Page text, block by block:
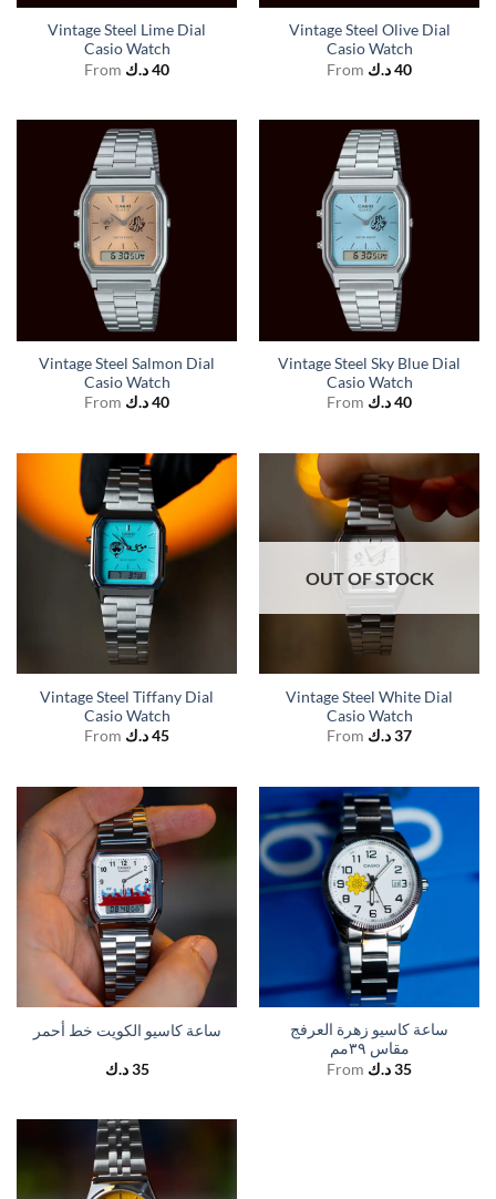
Vintage Steel Lime Dial
Casio Watch
From
40د.ك
Vintage Steel Olive Dial
Casio Watch
From
40د.ك
Vintage Steel Salmon Dial
Casio Watch
From
40د.ك
Vintage Steel Sky Blue Dial
Casio Watch
From
40د.ك
Vintage Steel Tiffany Dial
Casio Watch
From
45د.ك
OUT OF STOCK
Vintage Steel White Dial
Casio Watch
From
37د.ك
ساعة كاسيو الكويت خط أحمر
35 د.ك
ساعة كاسيو زهرة العرفج
مقاس ٣٩مم
From
35د.ك